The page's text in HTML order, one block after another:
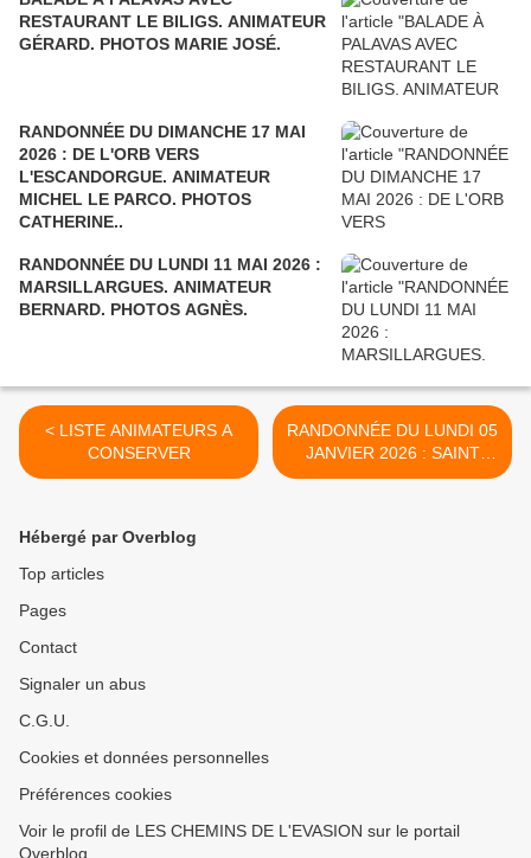
RESTAURANT LE BILIGS. ANIMATEUR
GÉRARD. PHOTOS MARIE JOSÉ.
RANDONNÉE DU DIMANCHE 17 MAI
2026 : DE L'ORB VERS
L'ESCANDORGUE. ANIMATEUR
MICHEL LE PARCO. PHOTOS
CATHERINE..
RANDONNÉE DU LUNDI 11 MAI 2026 :
MARSILLARGUES. ANIMATEUR
BERNARD. PHOTOS AGNÈS.
< LISTE ANIMATEURS A
CONSERVER
RANDONNÉE DU LUNDI 05
JANVIER 2026 : SAINT
GELY DU FESC.
Hébergé par Overblog
Top articles
Pages
Contact
Signaler un abus
C.G.U.
Cookies et données personnelles
Préférences cookies
Voir le profil de LES CHEMINS DE L'EVASION sur le portail
Overblog